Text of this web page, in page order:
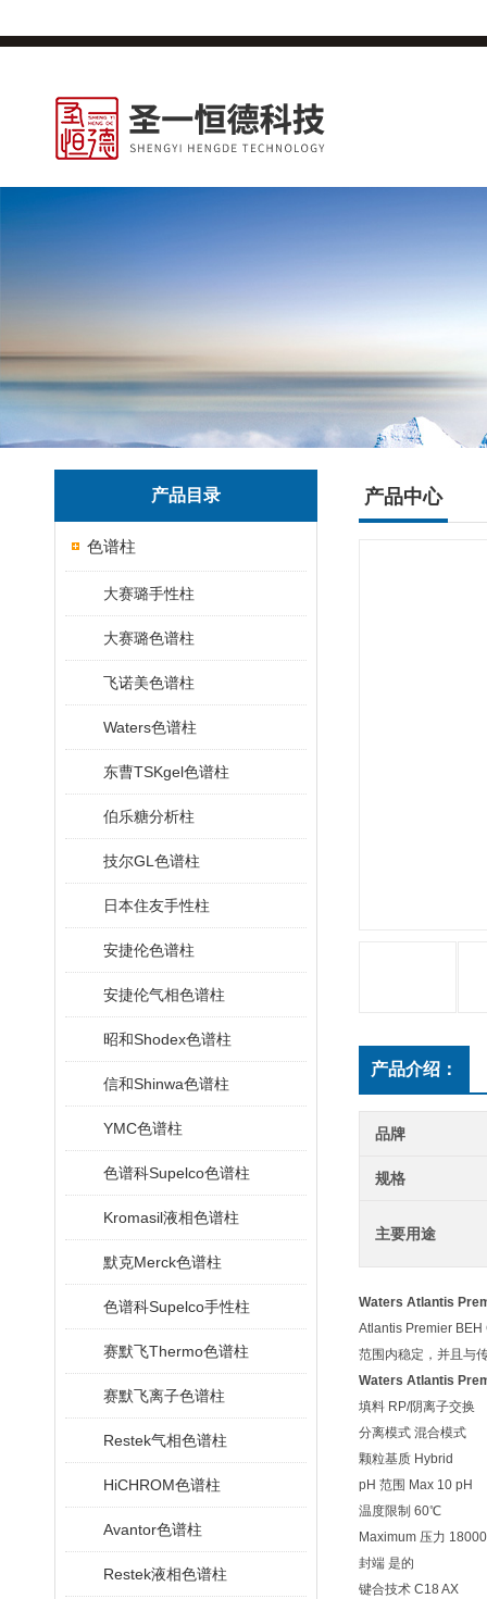
产品目录
色谱柱
大赛璐手性柱
大赛璐色谱柱
飞诺美色谱柱
Waters色谱柱
东曹TSKgel色谱柱
伯乐糖分析柱
技尔GL色谱柱
日本住友手性柱
安捷伦色谱柱
安捷伦气相色谱柱
昭和Shodex色谱柱
信和Shinwa色谱柱
YMC色谱柱
色谱科Supelco色谱柱
Kromasil液相色谱柱
默克Merck色谱柱
色谱科Supelco手性柱
赛默飞Thermo色谱柱
赛默飞离子色谱柱
Restek气相色谱柱
HiCHROM色谱柱
Avantor色谱柱
Restek液相色谱柱
产品中心
产品介绍：
品牌
规格
主要用途
Waters Atlantis
Atlantis Premier BEH
范围内稳定，并且与
Waters Atlantis
填料 RP/阴离子交换
分离模式 混合模式
颗粒基质 Hybrid
pH 范围 Max 10 pH
温度限制 60℃
Maximum 压力
封端 是的
键合技术 C18 AX